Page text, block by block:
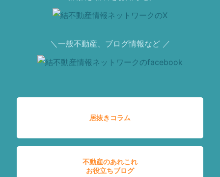
＼一般不動産、ブログ情報など ／
居抜きコラム
不動産のあれこれ
お役立ちブログ